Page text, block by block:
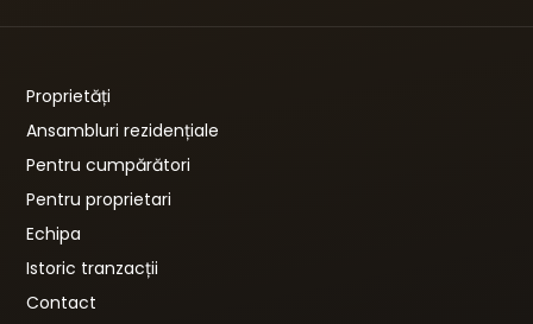
Proprietăți
Ansambluri rezidențiale
Pentru cumpărători
Pentru proprietari
Echipa
Istoric tranzacții
Contact